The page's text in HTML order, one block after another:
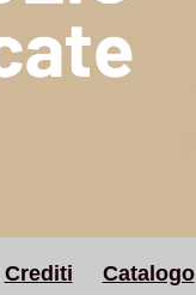
Crediti Catalogo